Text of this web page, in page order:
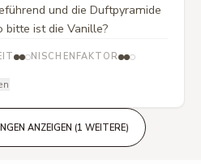
und die Duftpyramide
ist die Vanille?
NISCHENFAKTOR
ANZEIGEN (1 WEITERE)